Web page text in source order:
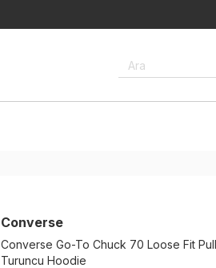
Ara
Converse
Converse Go-To Chuck 70 Loose Fit
Turuncu Hoodie